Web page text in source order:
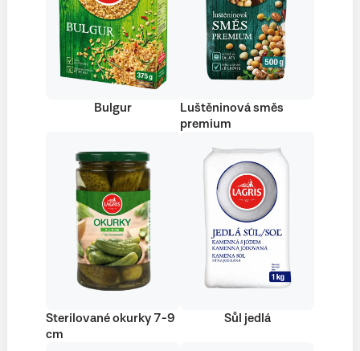
Bulgur
Luštěninová směs
premium
Sterilované okurky 7-9
cm
Sůl jedlá